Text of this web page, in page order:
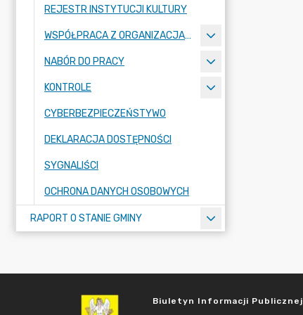
REJESTR INSTYTUCJI KULTURY
WSPÓŁPRACA Z ORGANIZACJAMI POZARZĄDOWYMI
NABÓR DO PRACY
KONTROLE
CYBERBEZPIECZEŃSTYWO
DEKLARACJA DOSTĘPNOŚCI
SYGNALIŚCI
OCHRONA DANYCH OSOBOWYCH
RAPORT O STANIE GMINY
Biuletyn Informacji Publicznej